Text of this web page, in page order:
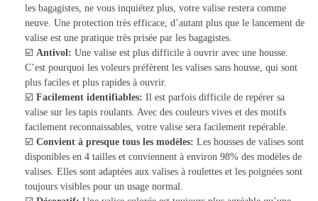
les bagagistes, ne vous inquiétez plus, votre valise restera comme
neuve. Une protection très efficace, d’autant plus que le lancement de
valise est une pratique très prisée par les bagagistes.
☑️ Antivol: Une valise est plus difficile à ouvrir avec une housse.
C’est pourquoi les voleurs préfèrent les valises sans housse, qui sont
plus faciles et plus rapides à ouvrir.
☑️ Facilement identifiables: Il est parfois difficile de repérer sa
valise sur les tapis roulants. Avec des couleurs vives et des motifs
facilement reconnaissables, votre valise sera facilement repérable.
☑️ Convient à presque tous les modèles: Les housses de valises sont
disponibles en 4 tailles et conviennent à environ 98% des modèles de
valises. Elles sont adaptées aux valises à roulettes et les poignées sont
toujours visibles pour un usage normal.